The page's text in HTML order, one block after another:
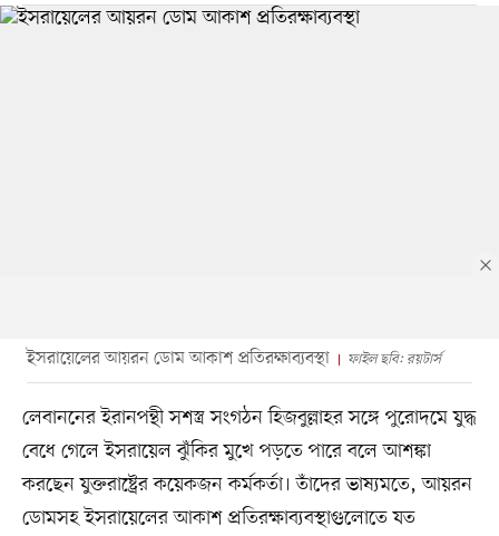
ইসরায়েলের আয়রন ডোম আকাশ প্রতিরক্ষাব্যবস্থা ফাইল ছবি: রয়টার্স
লেবাননের ইরানপন্থী সশস্ত্র সংগঠন হিজবুল্লাহর সঙ্গে পুরোদমে যুদ্ধ
বেধে গেলে ইসরায়েল ঝুঁকির মুখে পড়তে পারে বলে আশঙ্কা
করছেন যুক্তরাষ্ট্রের কয়েকজন কর্মকর্তা। তাঁদের ভাষ্যমতে, আয়রন
ডোমসহ ইসরায়েলের আকাশ প্রতিরক্ষাব্যবস্থাগুলোতে যত